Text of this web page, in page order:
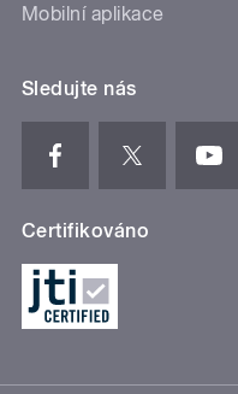
Mobilní aplikace
Sledujte nás
Certifikováno